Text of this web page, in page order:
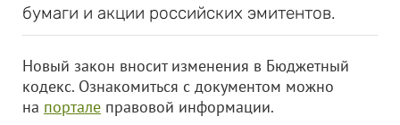
бумаги и акции российских эмитентов.
Новый закон вносит изменения в Бюджетный
кодекс. Ознакомиться с документом можно
на портале правовой информации.